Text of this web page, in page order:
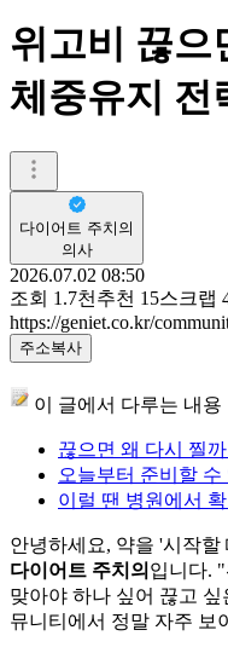
위고비 끊으
체중유지 전
다이어트 주치의
의사
2026.07.02 08:50
조회 1.7천 추천 15스크랩
https://geniet.co.kr/
주소복사
이 글에서 다루는 내용
끊으면 왜 다시 찔
오늘부터 준비할
이럴 땐 병원에서
안녕하세요, 약을 '시작
다이어트 주치의 입니다.
맞아야 하나 싶어 끊고
뮤니티에서 정말 자주 보